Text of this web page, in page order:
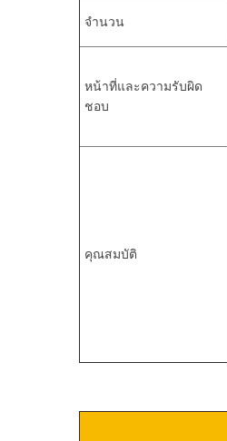
จำนวน
หน้าที่และความรับผิด
ชอบ
คุณสมบัติ